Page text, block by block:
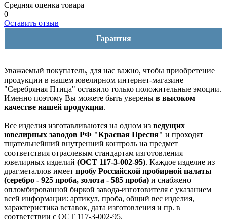
Средняя оценка товара
0
Оставить отзыв
Гарантия
Уважаемый покупатель, для нас важно, чтобы приобретение
продукции в нашем ювелирном интернет-магазине
"Серебряная Птица" оставило только положительные эмоции.
Именно поэтому Вы можете быть уверены в высоком
качестве нашей продукции.
Все изделия изготавливаются на одном из ведущих
ювелирных заводов РФ "Красная Пресня" и проходят
тщательнейший внутренний контроль на предмет
соответствия отраслевым стандартам изготовления
ювелирных изделий (ОСТ 117-3-002-95). Каждое изделие из
драгметаллов имеет пробу Российской пробирной палаты
(серебро - 925 проба, золота - 585 проба) и снабжено
опломбированной биркой завода-изготовителя с указанием
всей информации: артикул, проба, общий вес изделия,
характеристика вставок, дата изготовления и пр. в
соответствии с ОСТ 117-3-002-95.